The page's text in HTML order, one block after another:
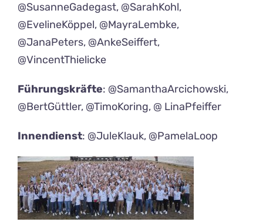
@SusanneGadegast, @SarahKohl,
@EvelineKöppel, @MayraLembke,
@JanaPeters, @AnkeSeiffert,
@VincentThielicke
Führungskräfte: @SamanthaArcichowski,
@BertGüttler, @TimoKoring, @ LinaPfeiffer
Innendienst: @JuleKlauk, @PamelaLoop